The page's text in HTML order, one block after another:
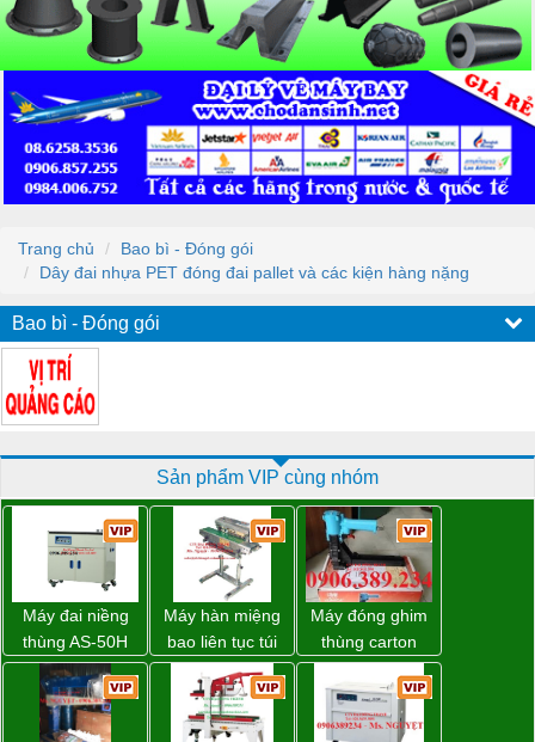
Trang chủ
Bao bì - Đóng gói
Dây đai nhựa PET đóng đai pallet và các kiện hàng nặng
Bao bì - Đóng gói
Sản phẩm VIP cùng nhóm
Máy đai niềng
thùng AS-50H
Wellpack
Máy hàn miệng
bao liên tục túi
nằm nghiêng.
Máy đóng ghim
thùng carton
dùng khí nén giá
tốt